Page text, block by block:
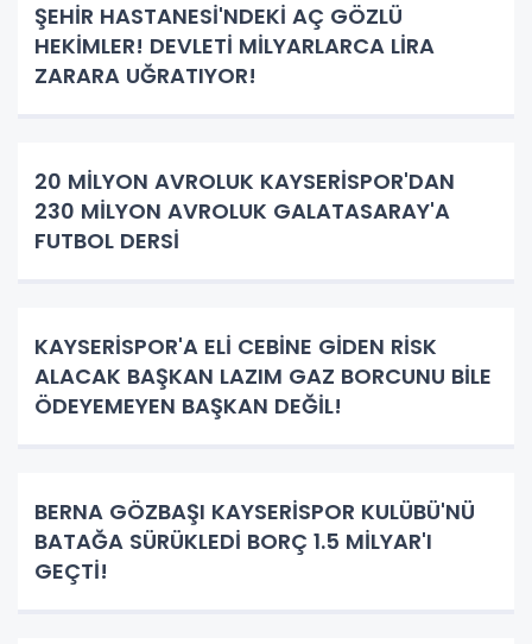
ŞEHİR HASTANESİ'NDEKİ AÇ GÖZLÜ
HEKİMLER! DEVLETİ MİLYARLARCA LİRA
ZARARA UĞRATIYOR!
20 MİLYON AVROLUK KAYSERİSPOR'DAN
230 MİLYON AVROLUK GALATASARAY'A
FUTBOL DERSİ
KAYSERİSPOR'A ELİ CEBİNE GİDEN RİSK
ALACAK BAŞKAN LAZIM GAZ BORCUNU BİLE
ÖDEYEMEYEN BAŞKAN DEĞİL!
BERNA GÖZBAŞI KAYSERİSPOR KULÜBÜ'NÜ
BATAĞA SÜRÜKLEDİ BORÇ 1.5 MİLYAR'I
GEÇTİ!